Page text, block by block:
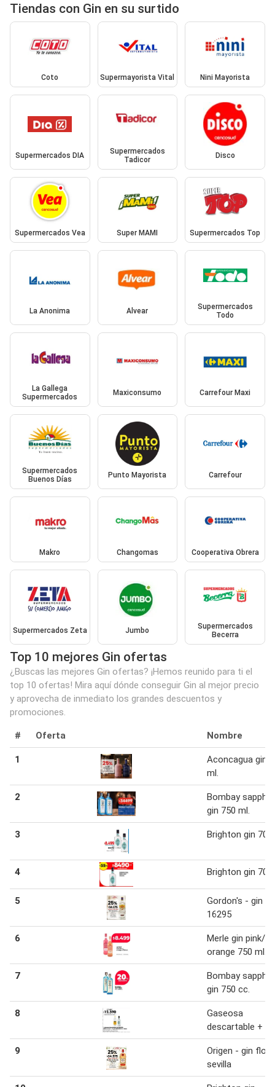
Tiendas con Gin en su surtido
Coto Supermayorista Vital Nini Mayorista
Supermercados DIA
Supermercados
Tadicor
Disco
Supermercados Vea Super MAMI Supermercados Top
La Anonima Alvear
Supermercados
Todo
La Gallega
Supermercados
Maxiconsumo Carrefour Maxi
Supermercados
Buenos Días
Punto Mayorista Carrefour
Makro Changomas Cooperativa Obrera
Supermercados Zeta Jumbo
Supermercados
Becerra
Top 10 mejores Gin ofertas
¿Buscas las mejores Gin ofertas? ¡Hemos reunido para ti el
top 10 ofertas! Mira aquí dónde conseguir Gin al mejor precio
y aprovecha de inmediato los grandes descuentos y
promociones.
# Oferta Nombre
1
Aconcagua gin
ml.
2
Bombay
gin 750 ml.
3 Brighton gin
4 Brighton gin 700
5
Gordon's - gin ,
16295
6
Merle gin pink/
orange 750 ml.
7
Bombay
gin 750 cc.
8
Gaseosa
descartable +
9
Origen - gin flor
sevilla